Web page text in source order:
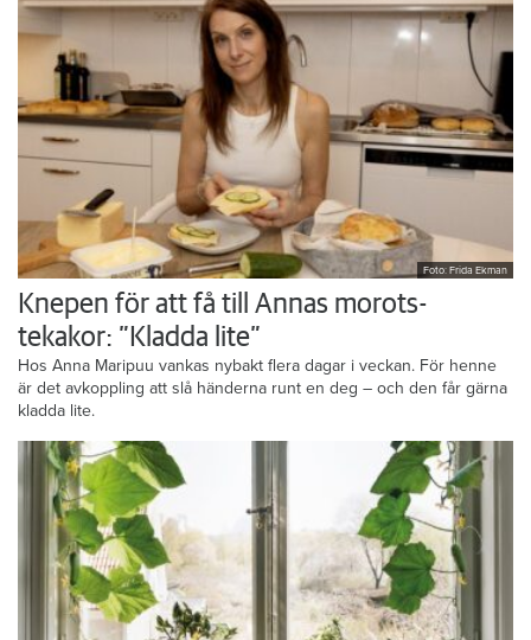
Foto: Frida Ekman
Knepen för att få till Annas morots-
tekakor: ”Kladda lite”
Hos Anna Maripuu vankas nybakt flera dagar i veckan. För henne
är det avkoppling att slå händerna runt en deg – och den får gärna
kladda lite.